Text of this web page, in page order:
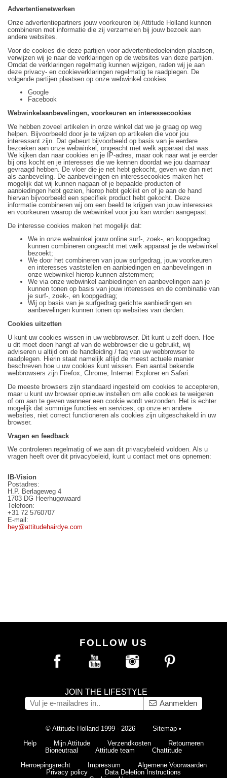
Advertentienetwerken
Onze advertentiepartners jouw voorkeuren bij Attitude Holland kunnen
combineren met informatie die zij verzamelen bij jouw bezoek aan
andere websites.
Voor de cookies die deze partijen voor advertentiedoeleinden plaatsen,
verwijzen wij je naar de verklaringen op de websites van deze partijen.
Omdat de verklaringen regelmatig kunnen wijzigen, raden wij je aan
deze privacy- en cookieverklaringen regelmatig te raadplegen. De
volgende partijen plaatsen op onze webwinkel cookies:
Google
Facebook
Webwinkelaanbevelingen, voorkeuren en interessecookies
We hebben zoveel artikelen in onze winkel dat we je graag op weg
helpen. Bijvoorbeeld door je te wijzen op artikelen die voor jou
interessant zijn. Dat gebeurt bijvoorbeeld op basis van je eerdere
bezoeken aan onze webwinkel, ongeacht met welk apparaat dat was.
We kijken dan naar cookies en je IP-adres, maar ook naar wat je eerder
bij ons kocht en je interesses die we kennen doordat we jou daarnaar
gevraagd hebben. De vloer die je net hebt gekocht, geven we dan niet
als aanbeveling. De aanbevelingen en interessecookies maken het
mogelijk dat wij kunnen nagaan of je bepaalde producten of
aanbiedingen hebt gezien, hierop hebt geklikt en of je aan de hand
hiervan bijvoorbeeld een specifiek product hebt gekocht. Deze
informatie combineren wij om een beeld te krijgen van jouw interesses
en voorkeuren waarop de webwinkel voor jou kan worden aangepast.
De interesse cookies maken het mogelijk dat:
We in onze webwinkel jouw online surf-, zoek-, en koopgedrag
kunnen combineren ongeacht met welk apparaat je de webwinkel
bezoekt;
We door het combineren van jouw surfgedrag, jouw voorkeuren
en interesses vaststellen en aanbiedingen en aanbevelingen in
onze webwinkel hierop kunnen afstemmen;
We via onze webwinkel aanbiedingen en aanbevelingen aan je
kunnen tonen op basis van jouw interesses en de combinatie van
je surf-, zoek-, en koopgedrag;
Wij op basis van je surfgedrag gerichte aanbiedingen en
aanbevelingen kunnen tonen op websites van derden.
Cookies uitzetten
U kunt uw cookies wissen in uw webbrowser. Dit kunt u zelf doen. Hoe
u dit moet doen hangt af van de webbrowser die u gebruikt, wij
adviseren u altijd om de handleiding / faq van uw webbrowser te
raadplegen. Hierin staat namelijk altijd de meest actuele manier
beschreven hoe u uw cookies kunt wissen. Een aantal bekende
webbrowsers zijn Firefox, Chrome, Internet Explorer en Safari.
De meeste browsers zijn standaard ingesteld om cookies te accepteren,
maar u kunt uw browser opnieuw instellen om alle cookies te weigeren
of om aan te geven wanneer een cookie wordt verzonden. Het is echter
mogelijk dat sommige functies en services, op onze en andere
websites, niet correct functioneren als cookies zijn uitgeschakeld in uw
browser.
Vragen en feedback
We controleren regelmatig of we aan dit privacybeleid voldoen. Als u
vragen heeft over dit privacybeleid, kunt u contact met ons opnemen:
IB-Vision
Postadres:
H.P. Berlageweg 4
1703 DG Heerhugowaard
Telefoon:
+31 72 5760707
E-mail:
hey@attitudehairdye.com
FOLLOW US
JOIN THE LIFESTYLE
Aanmelden
© Attitude Holland 1999 - 2026 Sitemap •
Help
Mijn Attitude Verzendkosten
Retourneren
Bioneutraal
Attitude team
Chattitude
Herroepingsrecht
Impressum
Algemene Voorwaarden
Privacy policy
Data Deletion Instructions